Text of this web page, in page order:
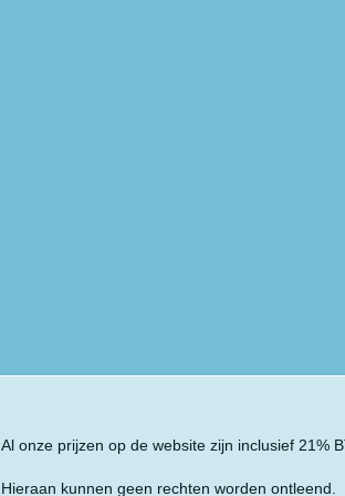
Al onze prijzen op de website zijn inclusief 21%
Hieraan kunnen geen rechten worden ontleend.